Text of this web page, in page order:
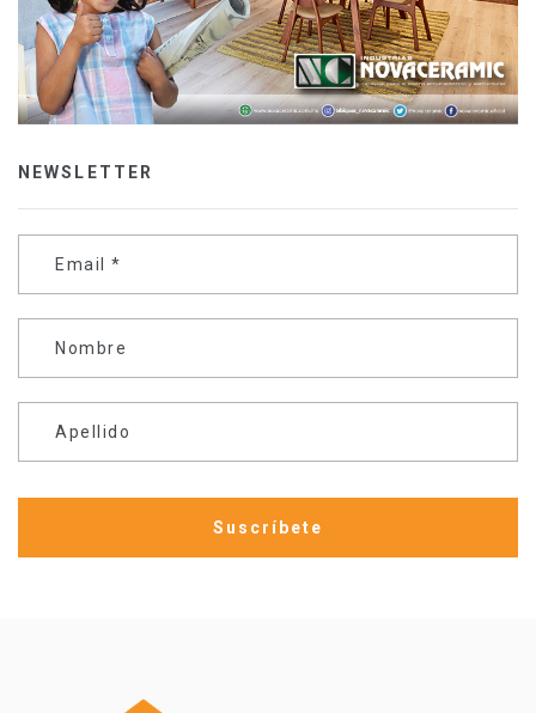
NEWSLETTER
Email *
Nombre
Apellido